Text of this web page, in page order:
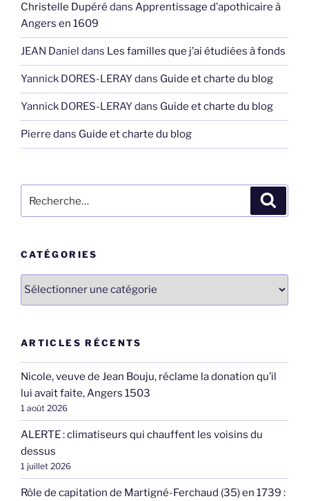
Christelle Dupéré dans Apprentissage d’apothicaire à
Angers en 1609
JEAN Daniel dans Les familles que j’ai étudiées à fonds
Yannick DORES-LERAYdans Guide et charte du blog
Yannick DORES-LERAYdans Guide et charte du blog
Pierre dans Guide et charte du blog
pour
CATÉGORIES
Catégories
ARTICLES RÉCENTS
Nicole, veuve de Jean Bouju, réclame la donation qu’il
lui avait faite, Angers 1503
1 août 2026
ALERTE : climatiseurs qui chauffent les voisins du
dessus
1 juillet 2026
Rôle de capitation de Martigné-Ferchaud (35) en 1739 :